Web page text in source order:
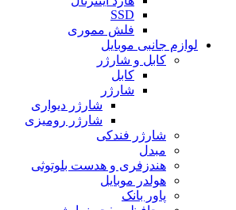
SSD
فلش مموری
لوازم جانبی موبایل
کابل و شارژر
کابل
شارژر
شارژر دیواری
شارژر رومیزی
شارژر فندکی
مبدل
هندزفری و هدست بلوتوثی
هولدر موبایل
پاور بانک